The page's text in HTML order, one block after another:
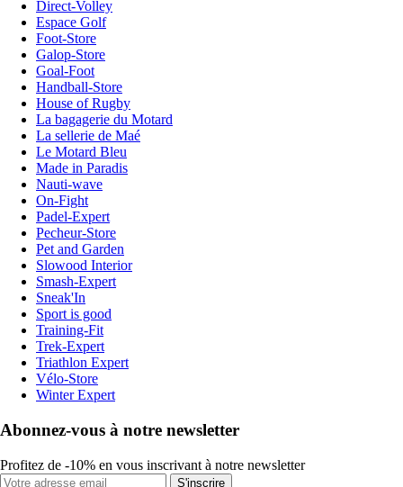
Direct-Volley
Espace Golf
Foot-Store
Galop-Store
Goal-Foot
Handball-Store
House of Rugby
La bagagerie du Motard
La sellerie de Maé
Le Motard Bleu
Made in Paradis
Nauti-wave
On-Fight
Padel-Expert
Pecheur-Store
Pet and Garden
Slowood Interior
Smash-Expert
Sneak'In
Sport is good
Training-Fit
Trek-Expert
Triathlon Expert
Vélo-Store
Winter Expert
Abonnez-vous à notre newsletter
Profitez de -10% en vous inscrivant à notre newsletter
S'inscrire